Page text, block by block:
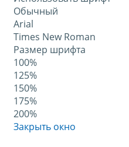
Обычный
Arial
Times New Roman
Размер шрифта
100%
125%
150%
175%
200%
Закрыть окно